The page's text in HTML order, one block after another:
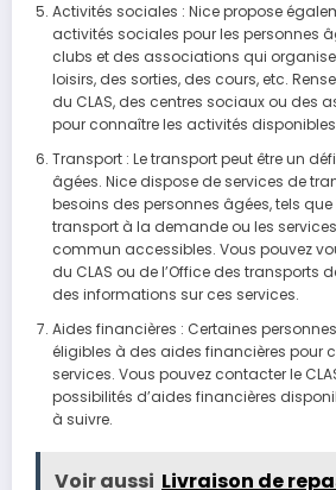
Activités sociales : Nice propose
activités sociales pour les personnes
clubs et des associations qui
loisirs, des sorties, des cours, etc.
du CLAS, des centres sociaux ou des
pour connaître les activités
Transport : Le transport peut être un
âgées. Nice dispose de services de
besoins des personnes âgées, tels
transport à la demande ou les
commun accessibles. Vous pouvez
du CLAS ou de l’Office des transports
des informations sur ces services.
Aides financières : Certaines
éligibles à des aides financières pour
services. Vous pouvez contacter le
possibilités d’aides financières
à suivre.
Voir aussi Livraison de